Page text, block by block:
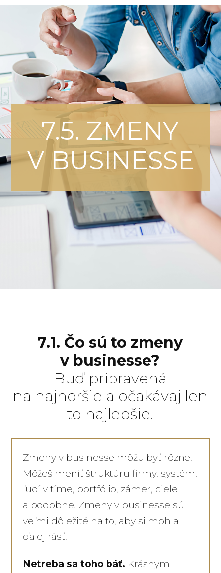
7.5. ZMENY
V BUSINESSE
7.1. Čo sú to zmeny
v businesse?
Buď pripravená
na najhoršie a očakávaj len
to najlepšie.
Zmeny v businesse môžu byť rôzne.
Môžeš meniť štruktúru firmy, systém,
ľudí v tíme, portfólio, zámer, ciele
a podobne. Zmeny v businesse sú
veľmi dôležité na to, aby si mohla
ďalej rásť.
Netreba sa toho báť. Krásnym